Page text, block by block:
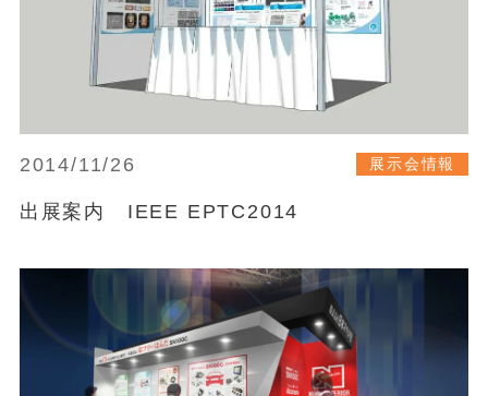
2014/11/26 展示会情報
出展案内 IEEE EPTC2014